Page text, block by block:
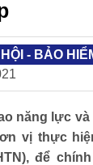
- BẢO
năng lực
vị thực
để